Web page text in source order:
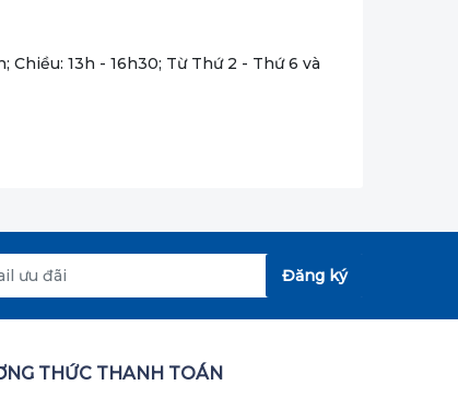
Chiều: 13h - 16h30; Từ Thứ 2 - Thứ 6 và
Đăng ký
THỨC THANH TOÁN